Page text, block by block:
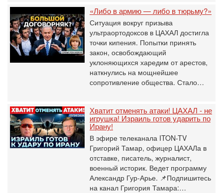
«Либо в армию — либо в тюрьму?»
Ситуация вокруг призыва
ультраортодоксов в ЦАХАЛ достигла
точки кипения. Попытки принять
закон, освобождающий
уклоняющихся харедим от арестов,
наткнулись на мощнейшее
сопротивление общества. Стало…
Хватит отменять атаки! ЦАХАЛ - не
игрушка! Израиль готов ударить по
Ирану!
В эфире телеканала ITON-TV
Григорий Тамар, офицер ЦАХАЛа в
отставке, писатель, журналист,
военный историк. Ведет программу
Александр Гур-Арье. 📌Подпишитесь
на канал Григория Тамара:…